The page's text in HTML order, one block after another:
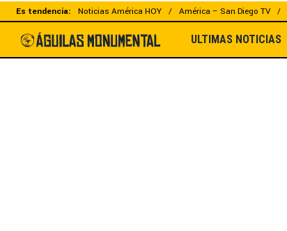
Es tendencia: Noticias América HOY América – San Diego TV
ULTIMAS NOTICIAS